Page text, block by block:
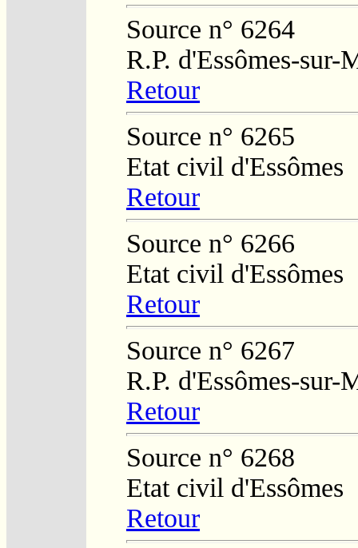
Source n° 6264
R.P. d'Essômes-sur-
Retour
Source n° 6265
Etat civil d'Essômes
Retour
Source n° 6266
Etat civil d'Essômes
Retour
Source n° 6267
R.P. d'Essômes-sur-
Retour
Source n° 6268
Etat civil d'Essômes
Retour